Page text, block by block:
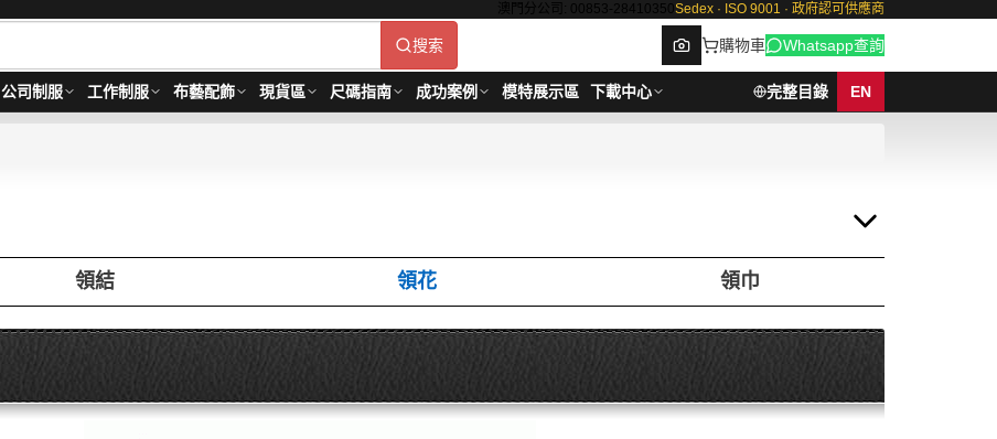
澳門分公司: 00853-28410350 Sedex · ISO 9001 · 政府認可供應商
搜索 購物車 Whatsapp查詢
公司制服 工作制服 布藝配飾 現貨區 尺碼指南 成功案例 模特展示區 下載中心 完整目錄 EN
領結 領花 領巾